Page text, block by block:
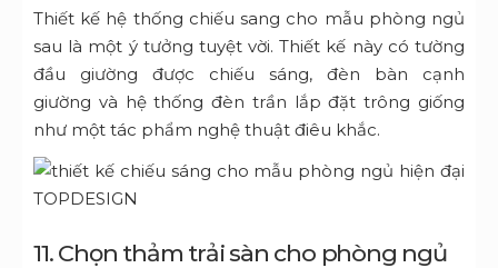
Thiết kế hệ thống chiếu sang cho mẫu phòng ngủ
sau là một ý tưởng tuyệt vời. Thiết kế này có tường
đầu giường được chiếu sáng, đèn bàn cạnh
giường và hệ thống đèn trần lắp đặt trông giống
như một tác phẩm nghệ thuật điêu khắc.
11. Chọn thảm trải sàn cho phòng ngủ